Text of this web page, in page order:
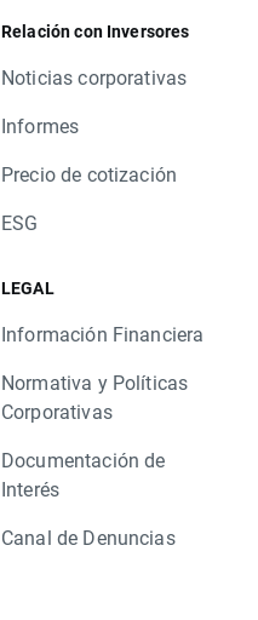
Relación con Inversores
Noticias corporativas
Informes
Precio de cotización
ESG
LEGAL
Información Financiera
Normativa y Políticas
Corporativas
Documentación de
Interés
Canal de Denuncias